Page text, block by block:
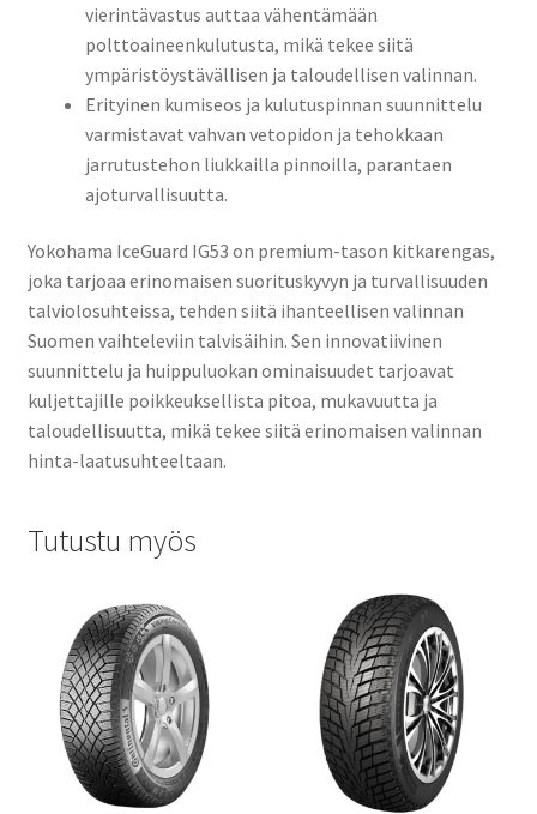
vierintävastus auttaa vähentämään
polttoaineenkulutusta, mikä tekee siitä
ympäristöystävällisen ja taloudellisen valinnan.
Erityinen kumiseos ja kulutuspinnan suunnittelu
varmistavat vahvan vetopidon ja tehokkaan
jarrutustehon liukkailla pinnoilla, parantaen
ajoturvallisuutta.
Yokohama IceGuard IG53 on premium-tason kitkarengas,
joka tarjoaa erinomaisen suorituskyvyn ja turvallisuuden
talviolosuhteissa, tehden siitä ihanteellisen valinnan
Suomen vaihteleviin talvisäihin. Sen innovatiivinen
suunnittelu ja huippuluokan ominaisuudet tarjoavat
kuljettajille poikkeuksellista pitoa, mukavuutta ja
taloudellisuutta, mikä tekee siitä erinomaisen valinnan
hinta-laatusuhteeltaan.
Tutustu myös